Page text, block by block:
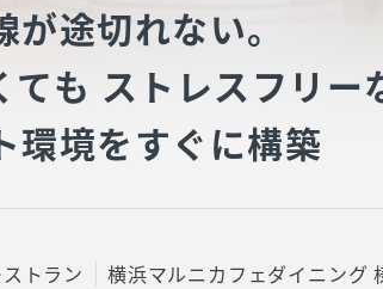
が途切れない。
ても ストレスフリー
環境をすぐに構築
ストラン 横浜マルニカフェダイニング